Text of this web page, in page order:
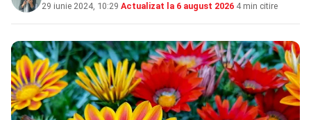
29 iunie 2024, 10:29 Actualizat la 6 august 2026 4 min citire